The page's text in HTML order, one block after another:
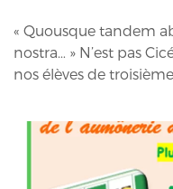
« Quousque tandem
nostra… » N’est pas
nos élèves de